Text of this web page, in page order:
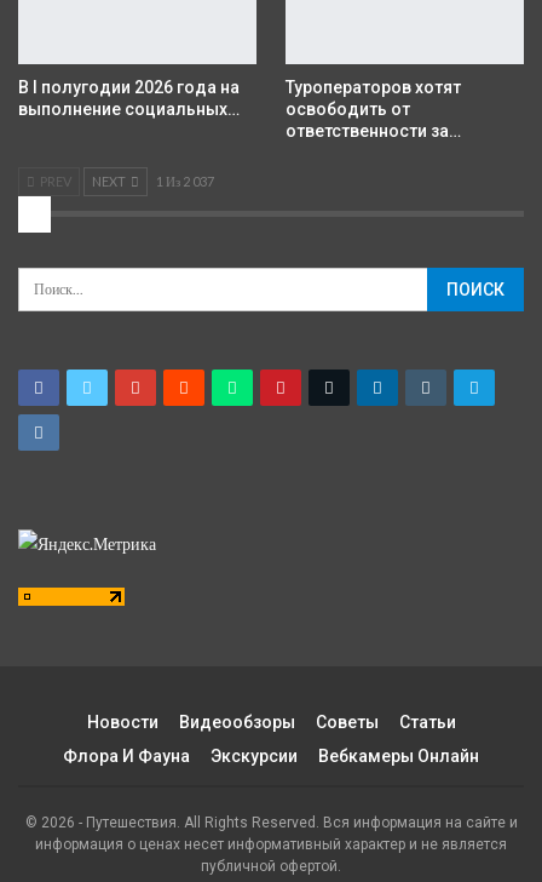
В I полугодии 2026 года на
выполнение социальных…
Туроператоров хотят
освободить от
ответственности за…
PREV NEXT 1 Из 2 037
Новости Видеообзоры Советы
Статьи
Флора И Фауна
Экскурсии Вебкамеры Онлайн
© 2026 - Путешествия. All Rights Reserved. Вся информация на сайте и
информация о ценах несет информативный характер и не является
публичной офертой.